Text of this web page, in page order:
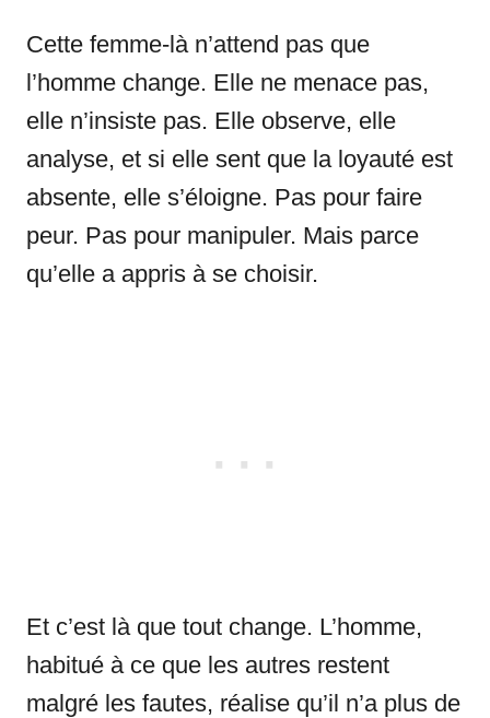
Cette femme-là n’attend pas que
l’homme change. Elle ne menace pas,
elle n’insiste pas. Elle observe, elle
analyse, et si elle sent que la loyauté est
absente, elle s’éloigne. Pas pour faire
peur. Pas pour manipuler. Mais parce
qu’elle a appris à se choisir.
Et c’est là que tout change. L’homme,
habitué à ce que les autres restent
malgré les fautes, réalise qu’il n’a plus de